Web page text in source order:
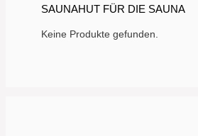
SAUNAHUT FÜR DIE SAUNA
Keine Produkte gefunden.